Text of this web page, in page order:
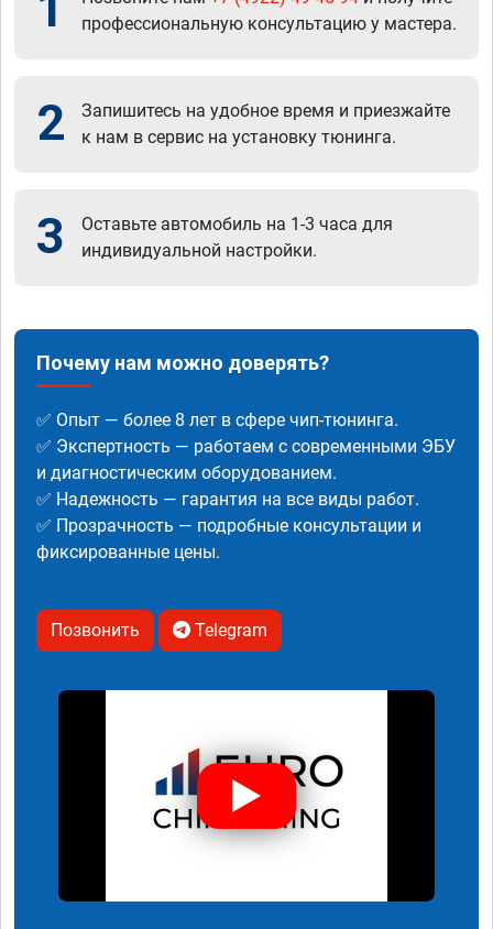
профессиональную консультацию у мастера.
2
Запишитесь на удобное время и приезжайте
к нам в сервис на установку тюнинга.
3
Оставьте автомобиль на 1-3 часа для
индивидуальной настройки.
Почему нам можно доверять?
✅ Опыт — более 8 лет в сфере чип-тюнинга.
✅ Экспертность — работаем с современными ЭБУ
и диагностическим оборудованием.
✅ Надежность — гарантия на все виды работ.
✅ Прозрачность — подробные консультации и
фиксированные цены.
Позвонить Telegram